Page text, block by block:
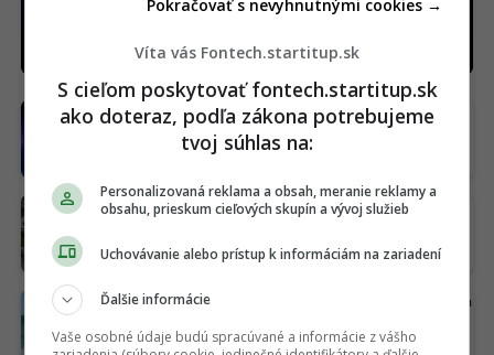
Veľký prelom vo fyzike: Vedci naučili
teplo prúdiť ako svetlo v optickom
vlákne
Zatmenie Slnka oberie európsku
Kaspické more je pred kolapsom. Vojna a
Víta vás Fontech.startitup.sk
S cieľom poskytovať fontech.startitup.sk
ako doteraz, podľa zákona potrebujeme
tvoj súhlas na:
Personalizovaná reklama a obsah, meranie reklamy a
obsahu, prieskum cieľových skupín a vývoj služieb
Uchovávanie alebo prístup k informáciám na zariadení
Ďalšie informácie
Vaše osobné údaje budú spracúvané a informácie z vášho
Pokračovať s nevyhnutnými cookies →